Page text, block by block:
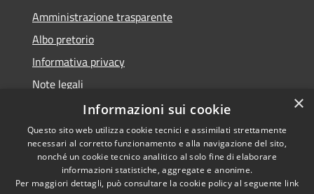
Amministrazione trasparente
Albo pretorio
Informativa privacy
Note legali
Dichiarazione di accessibilità
RSS
Copyright © 2026 • Comune di
×
Informazioni sui cookie
Questo sito web utilizza cookie tecnici e assimilati strettamente
necessari al corretto funzionamento e alla navigazione del sito,
nonché un cookie tecnico analitico al solo fine di elaborare
informazioni statistiche, aggregate e anonime.
Per maggiori dettagli, può consultare la cookie policy al seguente link